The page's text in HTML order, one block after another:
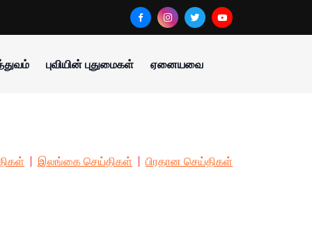
புவியின் புதுமைகள் ஏனையவை
இலங்கை செய்திகள் பிரதான செய்திகள்